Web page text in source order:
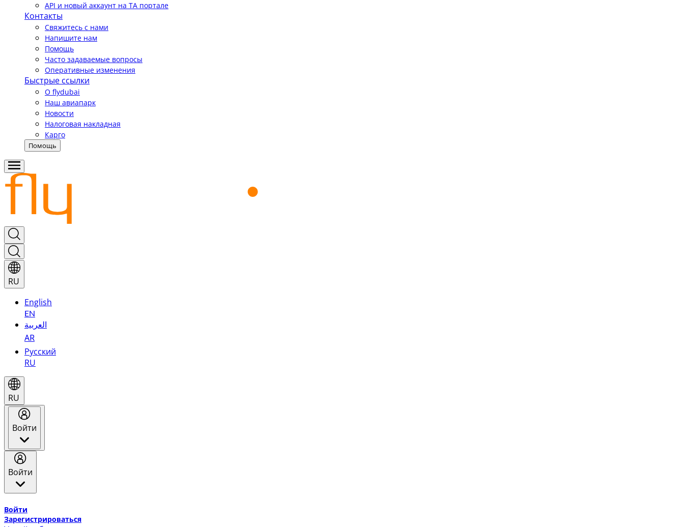
API и новый аккаунт на TA портале
Контакты
Свяжитесь с нами
Напишите нам
Помощь
Часто задаваемые вопросы
Оперативные изменения
Быстрые ссылки
О flydubai
Наш авиапарк
Новости
Налоговая накладная
Карго
Помощь
RU
English
EN
العربية
AR
Русский
RU
RU
Войти
Войти
Войти
Зарегистрироваться